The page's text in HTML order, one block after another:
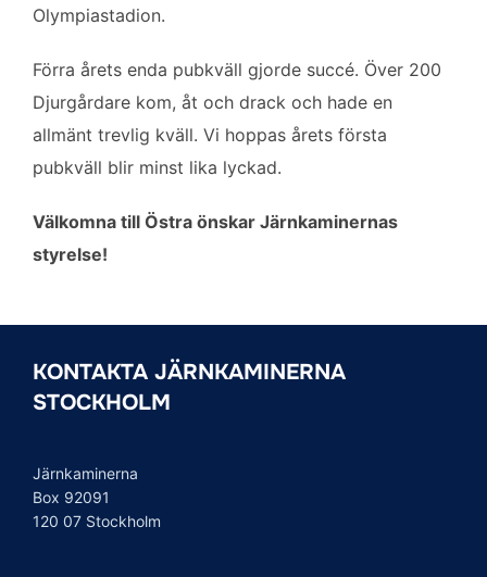
Olympiastadion.
Förra årets enda pubkväll gjorde succé. Över 200
Djurgårdare kom, åt och drack och hade en
allmänt trevlig kväll. Vi hoppas årets första
pubkväll blir minst lika lyckad.
Välkomna till Östra önskar Järnkaminernas
styrelse!
KONTAKTA JÄRNKAMINERNA
STOCKHOLM
Järnkaminerna
Box 92091
120 07 Stockholm